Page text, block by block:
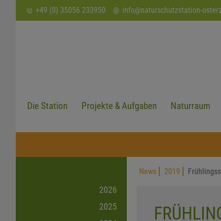
+49 (0) 35056 233950 info@naturschutzstation-
SUCHEN
Die Station Projekte & Aufgaben Naturraum
2026
2025
News 2019